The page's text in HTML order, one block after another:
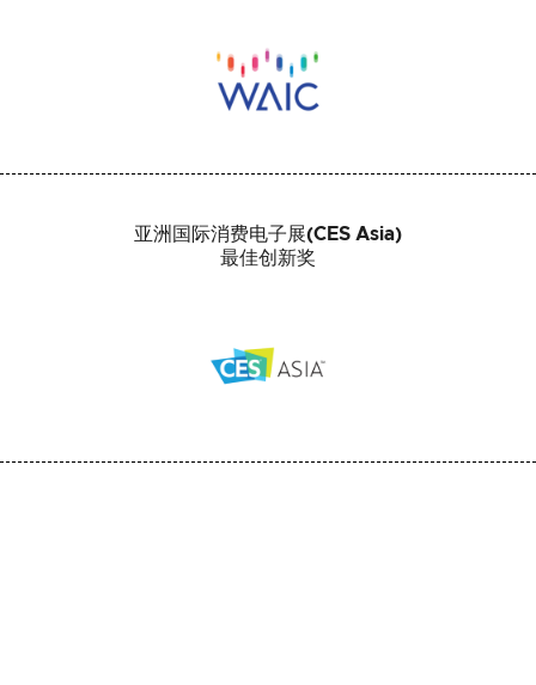
亚洲国际消费电子展(CES Asia)
最佳创新奖